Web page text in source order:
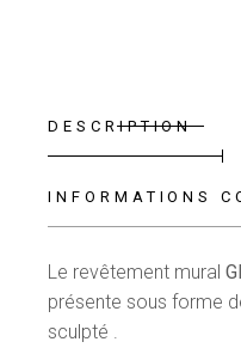
DESCRIPTION
INFORMATIONS
Le revêtement mural
présente sous forme
sculpté .